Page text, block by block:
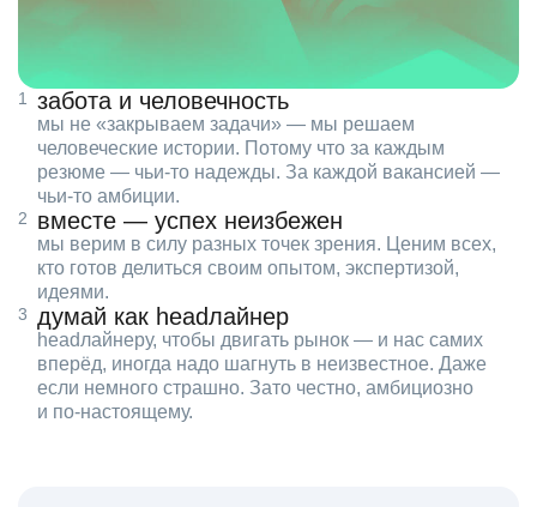
забота и человечность
мы не «закрываем задачи» — мы решаем
человеческие истории. Потому что за каждым
резюме — чьи‑то надежды. За каждой вакансией —
чьи‑то амбиции.
вместе — успех неизбежен
мы верим в силу разных точек зрения. Ценим всех,
кто готов делиться своим опытом, экспертизой,
идеями.
думай как headлайнер
headлайнеру, чтобы двигать рынок — и нас самих
вперёд, иногда надо шагнуть в неизвестное. Даже
если немного страшно. Зато честно, амбициозно
и по‑настоящему.